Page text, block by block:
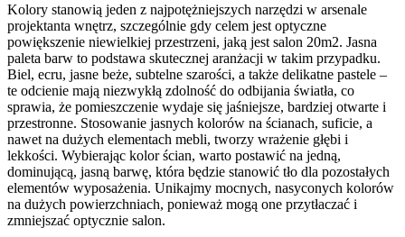
Kolory stanowią jeden z najpotężniejszych narzędzi w arsenale
projektanta wnętrz, szczególnie gdy celem jest optyczne
powiększenie niewielkiej przestrzeni, jaką jest salon 20m2. Jasna
paleta barw to podstawa skutecznej aranżacji w takim przypadku.
Biel, ecru, jasne beże, subtelne szarości, a także delikatne pastele –
te odcienie mają niezwykłą zdolność do odbijania światła, co
sprawia, że pomieszczenie wydaje się jaśniejsze, bardziej otwarte i
przestronne. Stosowanie jasnych kolorów na ścianach, suficie, a
nawet na dużych elementach mebli, tworzy wrażenie głębi i
lekkości. Wybierając kolor ścian, warto postawić na jedną,
dominującą, jasną barwę, która będzie stanowić tło dla pozostałych
elementów wyposażenia. Unikajmy mocnych, nasyconych kolorów
na dużych powierzchniach, ponieważ mogą one przytłaczać i
zmniejszać optycznie salon.